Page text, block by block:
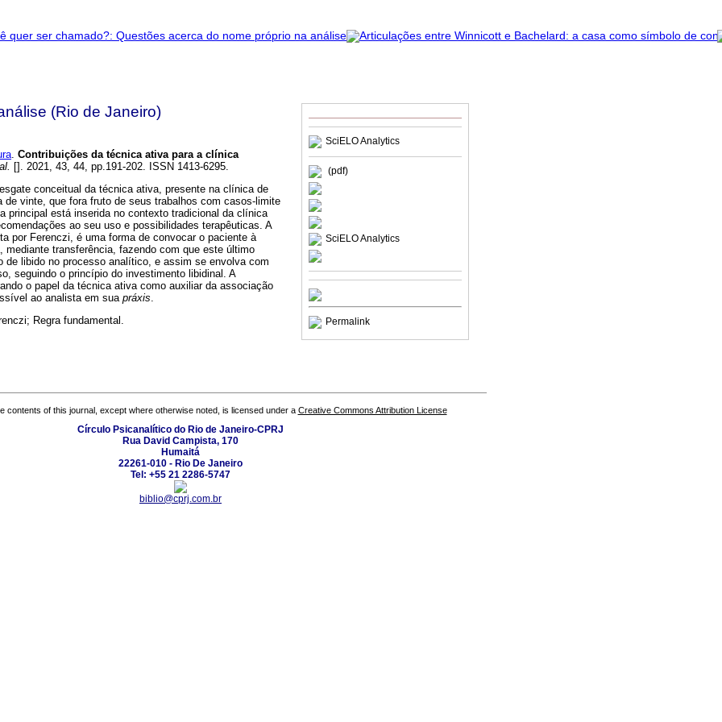
SciELO Analytics
(pdf)
SciELO Analytics
Permalink
(Rio de Janeiro)
Contribuições da técnica ativa para a clínica
[]. 2021, 43, 44, pp.191-202. ISSN 1413-6295.
conceitual da técnica ativa, presente na clínica de
de vinte, que fora fruto de seus trabalhos com casos-limite
principal está inserida no contexto tradicional da clínica
ao seu uso e possibilidades terapêuticas. A
por Ferenczi, é uma forma de convocar o paciente à
mediante transferência, fazendo com que este último
de libido no processo analítico, e assim se envolva com
seguindo o princípio do investimento libidinal. A
o papel da técnica ativa como auxiliar da associação
ao analista em sua práxis.
Regra fundamental.
contents of this journal, except where otherwise noted, is licensed under a Creative Commons Attribution License
Círculo Psicanalítico do Rio de Janeiro-CPRJ
Rua David Campista, 170
Humaitá
22261-010 - Rio De Janeiro
Tel: +55 21 2286-5747
biblio@cprj.com.br